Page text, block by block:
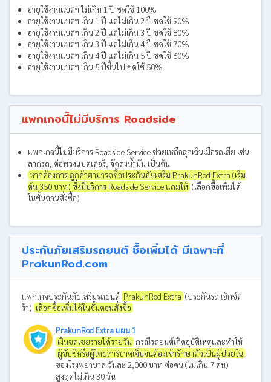
อายุใช้งานแบตฯ ไม่เกิน 1 ปี ชดใช้ 100%
อายุใช้งานแบตฯ เกิน 1 ปี แต่ไม่เกิน 2 ปี ชดใช้ 90%
อายุใช้งานแบตฯ เกิน 2 ปี แต่ไม่เกิน 3 ปี ชดใช้ 80%
อายุใช้งานแบตฯ เกิน 3 ปี แต่ไม่เกิน 4 ปี ชดใช้ 70%
อายุใช้งานแบตฯ เกิน 4 ปี แต่ไม่เกิน 5 ปี ชดใช้ 60%
อายุใช้งานแบตฯ เกิน 5 ปีขึ้นไป ชดใช้ 50%
แพกเกจนี้ไม่มีบริการ Roadside
แพกเกจนี้ไม่มีบริการ Roadside Service ช่วยเหลือฉุกเฉินเมื่อรถเสีย เช่น
ลากรถ, ต่อพ่วงแบตเตอรี่, จัดส่งน้ำมัน เป็นต้น
หากต้องการ ลูกค้าสามารถซื้อประกันภัยเสริม PrakunRod Extra (เริ่ม
ต้น 350 บาท) ซึ่งมีบริการ Roadside Service แถมให้ (เลือกซื้อเพิ่มได้
ในขั้นตอนสั่งซื้อ)
ประกันภัยเสริมรถยนต์ ซื้อเพิ่มได้ มีเฉพาะที่
PrakunRod.com
แพกเกจประกันภัยเสริมรถยนต์ PrakunRod Extra (ประกันรถ เอ็กซ์ต
ร้า) เลือกซื้อเพิ่มได้ในขั้นตอนสั่งซื้อ
PrakunRod Extra แผน 1
เงินชดเชยรายได้รายวัน กรณีรถยนต์เกิดอุบัติเหตุและทำให้
ผู้ขับขี่หรือผู้โดยสารบาดเจ็บจนต้องเข้ารักษาตัวเป็นผู้ป่วยใน
ของโรงพยาบาล วันละ 2,000 บาท ต่อคน (ไม่เกิน 7 คน)
สูงสุดไม่เกิน 30 วัน